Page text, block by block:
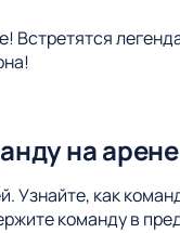
Встретятся
на
Узнайте, как
команду в